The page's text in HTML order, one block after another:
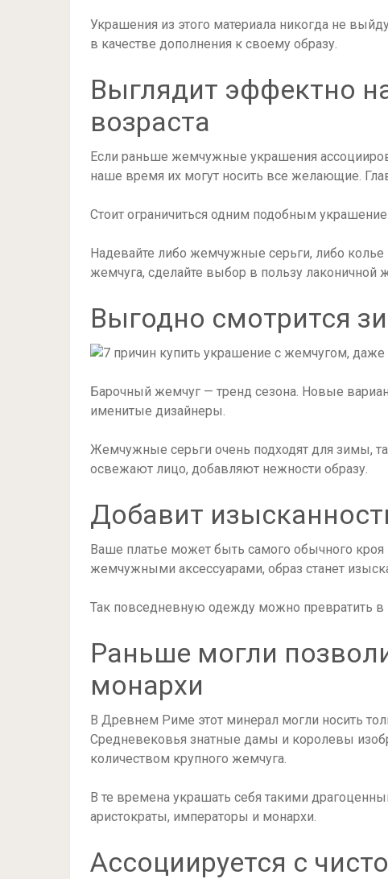
Украшения из этого материала никогда не
в качестве дополнения к своему образу.
Выглядит эффектно
возраста
Если раньше жемчужные украшения
наше время их могут носить все желающие.
Стоит ограничиться одним подобным
Надевайте либо жемчужные серьги, либо
жемчуга, сделайте выбор в пользу лаконичной
Выгодно смотрится
Барочный жемчуг — тренд сезона. Новые
именитые дизайнеры.
Жемчужные серьги очень подходят для зимы,
освежают лицо, добавляют нежности образу.
Добавит
Ваше платье может быть самого обычного кроя
жемчужными аксессуарами, образ станет
Так повседневную одежду можно превратить в
Раньше могли
монархи
В Древнем Риме этот минерал могли носить
Средневековья знатные дамы и королевы
количеством крупного жемчуга.
В те времена украшать себя такими
аристократы, императоры и монархи.
Ассоциируется с